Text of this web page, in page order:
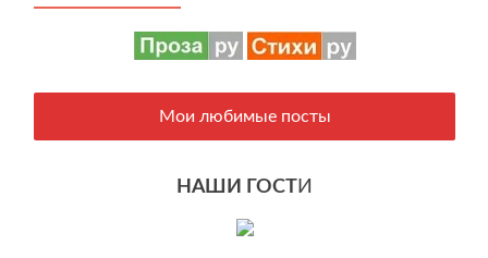
Мои любимые посты
НАШИ ГОСТИ